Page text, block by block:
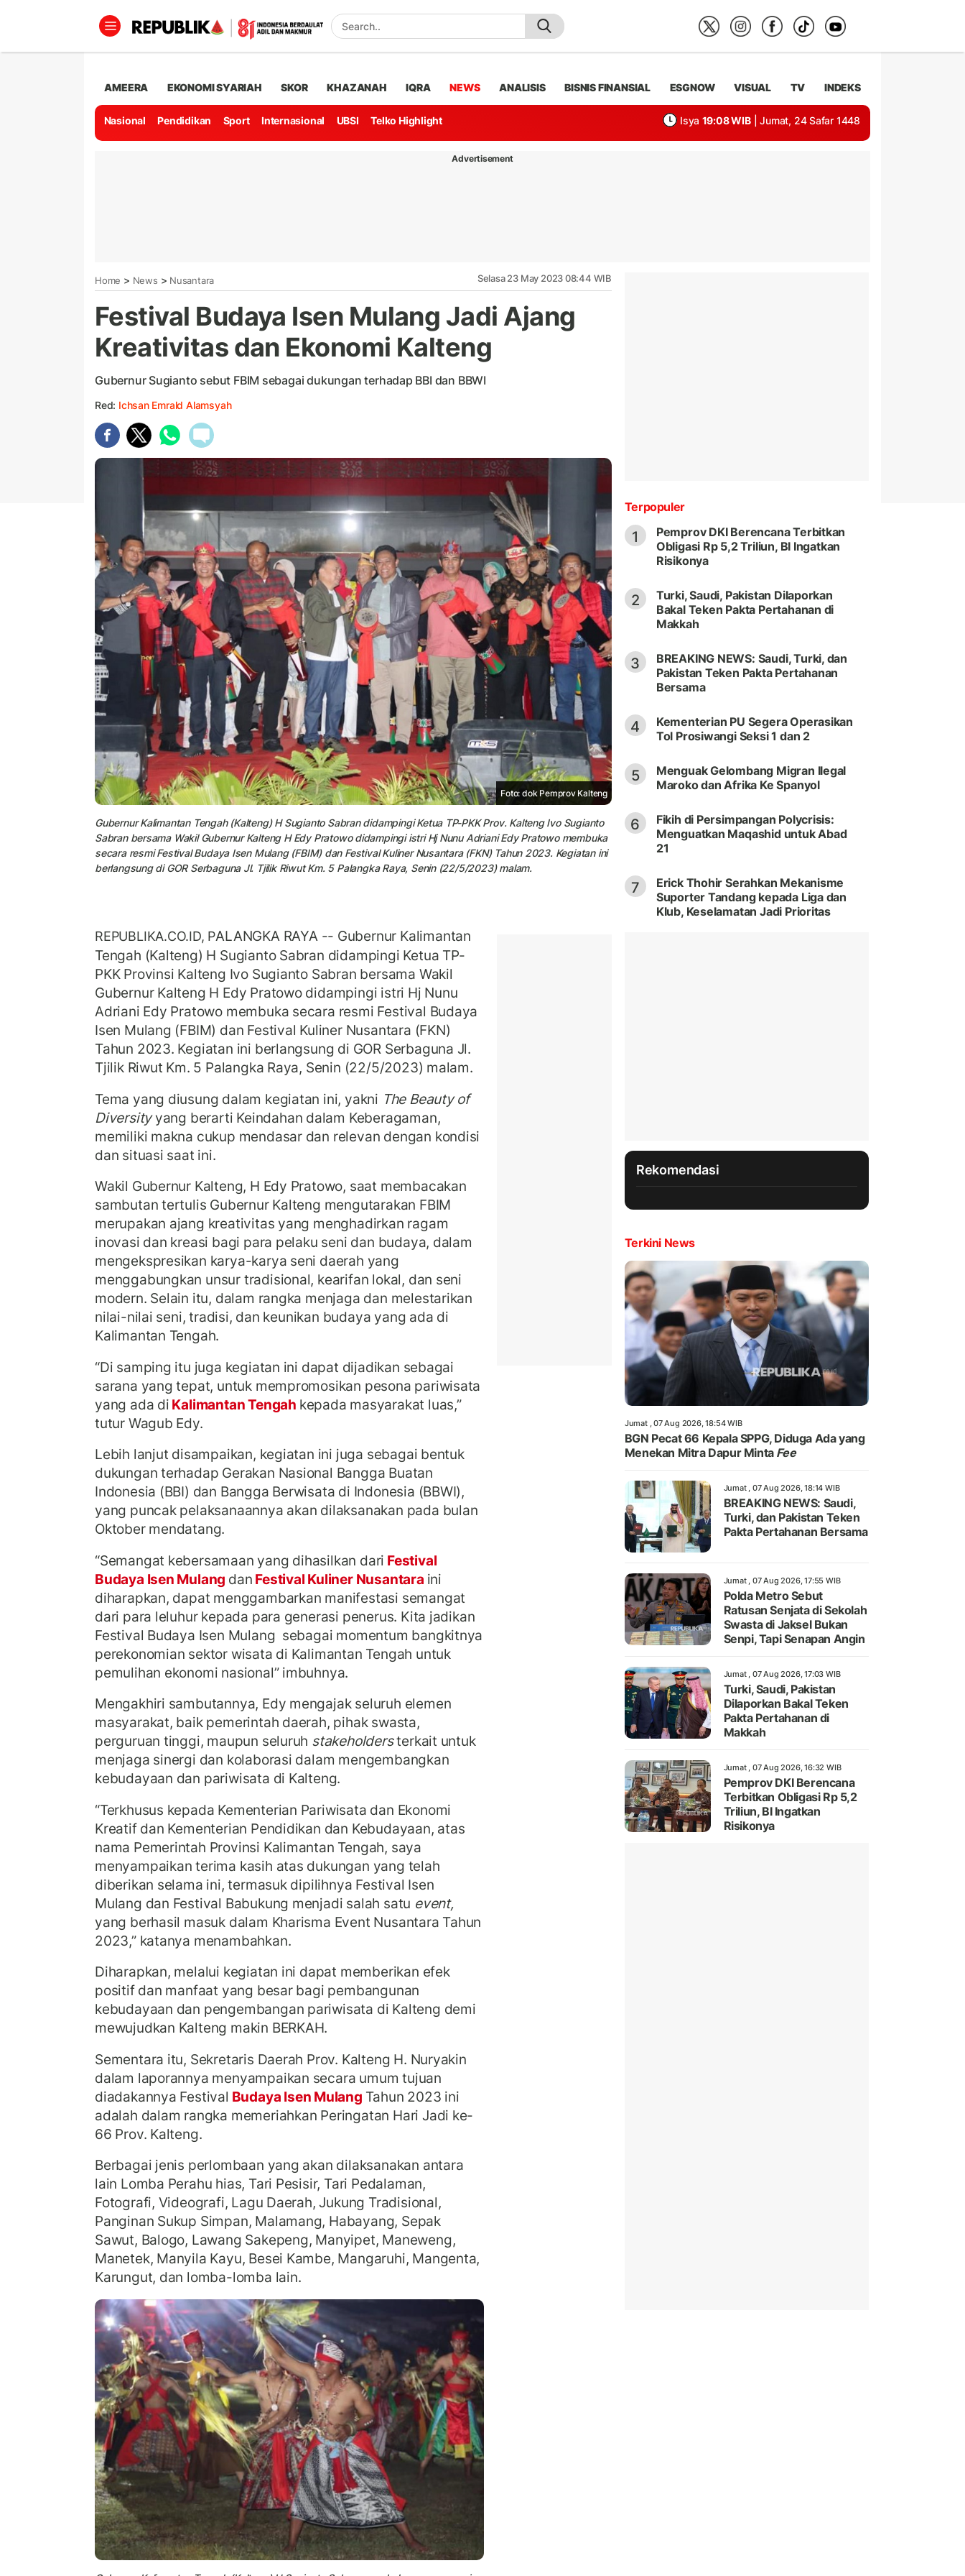
AMEERA EKONOMI SYARIAH SKOR KHAZANAH IQRA NEWS ANALISIS BISNIS FINANSIAL ESGNOW VISUAL TV INDEKS
Nasional Pendidikan Sport Internasional UBSI Telko Highlight Isya 19:08 WIB | Jumat, 24 Safar 1448
Advertisement
Home > News > Nusantara Selasa 23 May 2023 08:44 WIB
Festival Budaya Isen Mulang Jadi Ajang
Kreativitas dan Ekonomi Kalteng
Gubernur Sugianto sebut FBIM sebagai dukungan terhadap BBI dan BBWI
Red: Ichsan Emrald Alamsyah
Foto: dok Pemprov Kalteng
Gubernur Kalimantan Tengah (Kalteng) H Sugianto Sabran didampingi Ketua TP-PKK Prov. Kalteng Ivo Sugianto
Sabran bersama Wakil Gubernur Kalteng H Edy Pratowo didampingi istri Hj Nunu Adriani Edy Pratowo membuka
secara resmi Festival Budaya Isen Mulang (FBIM) dan Festival Kuliner Nusantara (FKN) Tahun 2023. Kegiatan ini
berlangsung di GOR Serbaguna Jl. Tjilik Riwut Km. 5 Palangka Raya, Senin (22/5/2023) malam.
REPUBLIKA.CO.ID, PALANGKA RAYA -- Gubernur Kalimantan
Tengah (Kalteng) H Sugianto Sabran didampingi Ketua TP-
PKK Provinsi Kalteng Ivo Sugianto Sabran bersama Wakil
Gubernur Kalteng H Edy Pratowo didampingi istri Hj Nunu
Adriani Edy Pratowo membuka secara resmi Festival Budaya
Isen Mulang (FBIM) dan Festival Kuliner Nusantara (FKN)
Tahun 2023. Kegiatan ini berlangsung di GOR Serbaguna Jl.
Tjilik Riwut Km. 5 Palangka Raya, Senin (22/5/2023) malam.
Tema yang diusung dalam kegiatan ini, yakni The Beauty of
Diversityyang berarti Keindahan dalam Keberagaman,
memiliki makna cukup mendasar dan relevan dengan kondisi
dan situasi saat ini.
Wakil Gubernur Kalteng, H Edy Pratowo, saat membacakan
sambutan tertulis Gubernur Kalteng mengutarakan FBIM
merupakan ajang kreativitas yang menghadirkan ragam
inovasi dan kreasi bagi para pelaku seni dan budaya, dalam
mengekspresikan karya-karya seni daerah yang
menggabungkan unsur tradisional, kearifan lokal, dan seni
modern. Selain itu, dalam rangka menjaga dan melestarikan
nilai-nilai seni, tradisi, dan keunikan budaya yang ada di
Kalimantan Tengah.
“Di samping itu juga kegiatan ini dapat dijadikan sebagai
sarana yang tepat, untuk mempromosikan pesona pariwisata
yang ada di Kalimantan Tengah kepada masyarakat luas,”
tutur Wagub Edy.
Lebih lanjut disampaikan, kegiatan ini juga sebagai bentuk
dukungan terhadap Gerakan Nasional Bangga Buatan
Indonesia (BBI) dan Bangga Berwisata di Indonesia (BBWI),
yang puncak pelaksanaannya akan dilaksanakan pada bulan
Oktober mendatang.
“Semangat kebersamaan yang dihasilkan dari Festival
Budaya Isen Mulang dan Festival Kuliner Nusantara ini
diharapkan, dapat menggambarkan manifestasi semangat
dari para leluhur kepada para generasi penerus. Kita jadikan
Festival Budaya Isen Mulang sebagai momentum bangkitnya
perekonomian sektor wisata di Kalimantan Tengah untuk
pemulihan ekonomi nasional” imbuhnya.
Mengakhiri sambutannya, Edy mengajak seluruh elemen
masyarakat, baik pemerintah daerah, pihak swasta,
perguruan tinggi, maupun seluruh stakeholdersterkait untuk
menjaga sinergi dan kolaborasi dalam mengembangkan
kebudayaan dan pariwisata di Kalteng.
“Terkhusus kepada Kementerian Pariwisata dan Ekonomi
Kreatif dan Kementerian Pendidikan dan Kebudayaan, atas
nama Pemerintah Provinsi Kalimantan Tengah, saya
menyampaikan terima kasih atas dukungan yang telah
diberikan selama ini, termasuk dipilihnya Festival Isen
Mulang dan Festival Babukung menjadi salah satu event,
yang berhasil masuk dalam Kharisma Event Nusantara Tahun
2023,” katanya menambahkan.
Diharapkan, melalui kegiatan ini dapat memberikan efek
positif dan manfaat yang besar bagi pembangunan
kebudayaan dan pengembangan pariwisata di Kalteng demi
mewujudkan Kalteng makin BERKAH.
Sementara itu, Sekretaris Daerah Prov. Kalteng H. Nuryakin
dalam laporannya menyampaikan secara umum tujuan
diadakannya Festival Budaya Isen Mulang Tahun 2023 ini
adalah dalam rangka memeriahkan Peringatan Hari Jadi ke-
66 Prov. Kalteng.
Berbagai jenis perlombaan yang akan dilaksanakan antara
lain Lomba Perahu hias, Tari Pesisir, Tari Pedalaman,
Fotografi, Videografi, Lagu Daerah, Jukung Tradisional,
Panginan Sukup Simpan, Malamang, Habayang, Sepak
Sawut, Balogo, Lawang Sakepeng, Manyipet, Maneweng,
Manetek, Manyila Kayu, Besei Kambe, Mangaruhi, Mangenta,
Karungut, dan lomba-lomba lain.
Terpopuler
1
Pemprov DKI Berencana Terbitkan
Obligasi Rp 5,2 Triliun, BI Ingatkan
Risikonya
2
Turki, Saudi, Pakistan Dilaporkan
Bakal Teken Pakta Pertahanan di
Makkah
3
BREAKING NEWS: Saudi, Turki, dan
Pakistan Teken Pakta Pertahanan
Bersama
4
Kementerian PU Segera Operasikan
Tol Prosiwangi Seksi 1 dan 2
5
Menguak Gelombang Migran Ilegal
Maroko dan Afrika Ke Spanyol
6
Fikih di Persimpangan Polycrisis:
Menguatkan Maqashid untuk Abad
21
7
Erick Thohir Serahkan Mekanisme
Suporter Tandang kepada Liga dan
Klub, Keselamatan Jadi Prioritas
Rekomendasi
Terkini News
Jumat , 07 Aug 2026, 18:54 WIB
BGN Pecat 66 Kepala SPPG, Diduga Ada yang
Menekan Mitra Dapur Minta Fee
Jumat , 07 Aug 2026, 18:14 WIB
BREAKING NEWS: Saudi,
Turki, dan Pakistan Teken
Pakta Pertahanan Bersama
Jumat , 07 Aug 2026, 17:55 WIB
Polda Metro Sebut
Ratusan Senjata di Sekolah
Swasta di Jaksel Bukan
Senpi, Tapi Senapan Angin
Jumat , 07 Aug 2026, 17:03 WIB
Turki, Saudi, Pakistan
Dilaporkan Bakal Teken
Pakta Pertahanan di
Makkah
Jumat , 07 Aug 2026, 16:32 WIB
Pemprov DKI Berencana
Terbitkan Obligasi Rp 5,2
Triliun, BI Ingatkan
Risikonya